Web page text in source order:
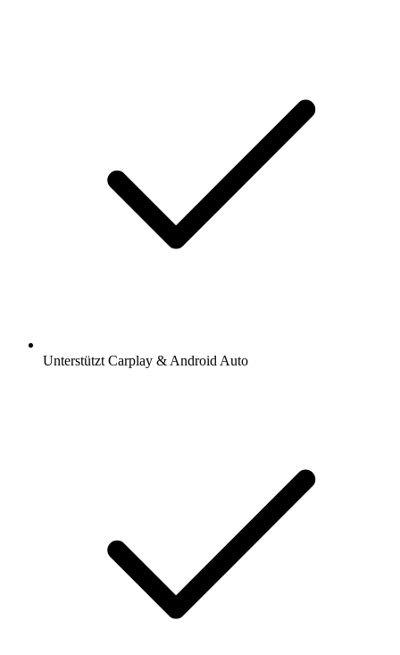
Unterstützt Carplay & Android Auto